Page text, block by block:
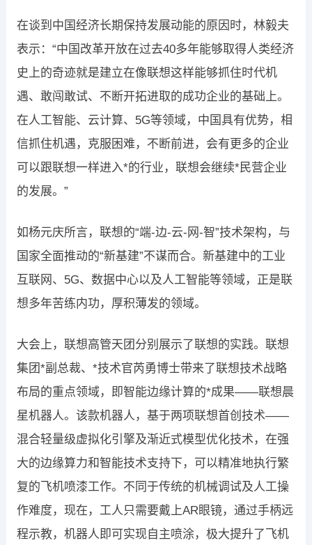
在谈到中国经济长期保持发展动能的原因时，林毅夫
表示：“中国改革开放在过去40多年能够取得人类经济
史上的奇迹就是建立在像联想这样能够抓住时代机
遇、敢闯敢试、不断开拓进取的成功企业的基础上。
在人工智能、云计算、5G等领域，中国具有优势，相
信抓住机遇，克服困难，不断前进，会有更多的企业
可以跟联想一样进入*的行业，联想会继续*民营企业
的发展。”
如杨元庆所言，联想的“端-边-云-网-智”技术架构，与
国家全面推动的“新基建”不谋而合。新基建中的工业
互联网、5G、数据中心以及人工智能等领域，正是联
想多年苦练内功，厚积薄发的领域。
大会上，联想高管天团分别展示了联想的实践。联想
集团*副总裁、*技术官芮勇博士带来了联想技术战略
布局的重点领域，即智能边缘计算的*成果——联想晨
星机器人。该款机器人，基于两项联想首创技术——
混合轻量级虚拟化引擎及渐近式模型优化技术，在强
大的边缘算力和智能技术支持下，可以精准地执行繁
复的飞机喷漆工作。不同于传统的机械调试及人工操
作难度，现在，工人只需要戴上AR眼镜，通过手柄远
程示教，机器人即可实现自主喷涂，极大提升了飞机